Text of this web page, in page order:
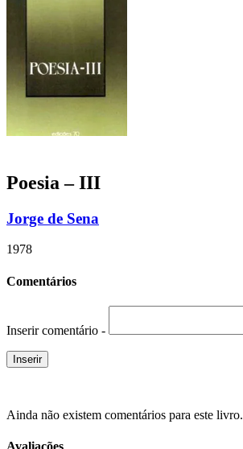
Poesia – III
Jorge de Sena
1978
Comentários
Inserir comentário -
Ainda não existem comentários para este livro.